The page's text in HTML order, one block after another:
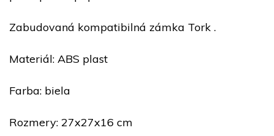
Zabudovaná kompatibilná zámka Tork .
Materiál: ABS plast
Farba: biela
Rozmery: 27x27x16 cm